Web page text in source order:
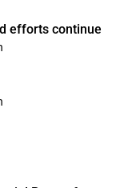
efforts continue